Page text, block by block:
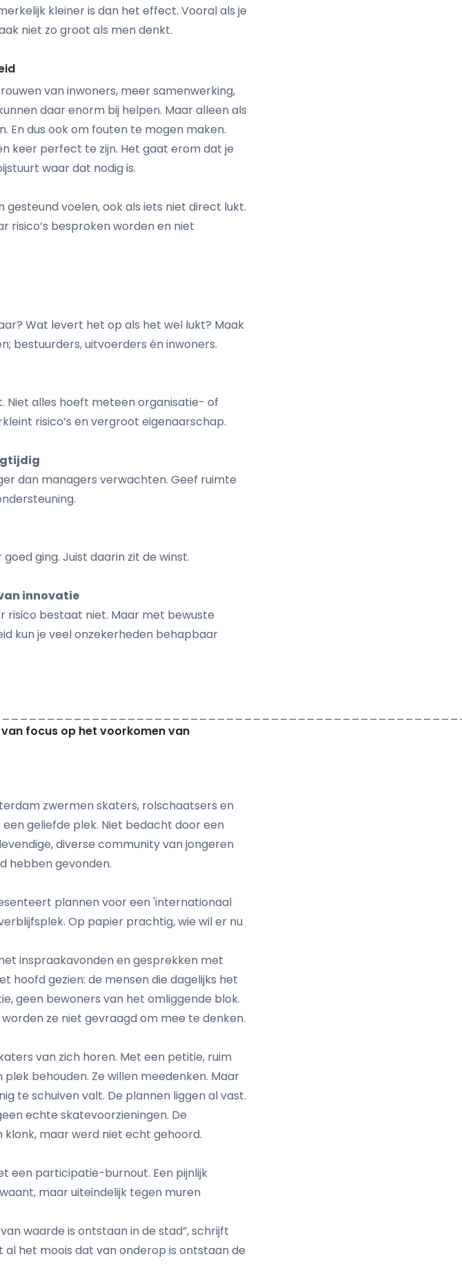
kleiner is dan het effect. Vooral als je
niet zo groot als men denkt.
van inwoners, meer samenwerking,
daar enorm bij helpen. Maar alleen als
En dus ook om fouten te mogen maken.
keer perfect te zijn. Het gaat erom dat je
waar dat nodig is.
voelen, ook als iets niet direct lukt.
risico’s besproken worden en niet
Wat levert het op als het wel lukt? Maak
bestuurders, uitvoerders én inwoners.
Niet alles hoeft meteen organisatie- of
risico’s en vergroot eigenaarschap.
dan managers verwachten. Geef ruimte
ging. Juist daarin zit de winst.
innovatie
risico bestaat niet. Maar met bewuste
kun je veel onzekerheden behapbaar
focus op het voorkomen van
zwermen skaters, rolschaatsers en
een geliefde plek. Niet bedacht door een
diverse community van jongeren
hebben gevonden.
plannen voor een 'internationaal
Op papier prachtig, wie wil er nu
inspraakavonden en gesprekken met
hoofd gezien: de mensen die dagelijks het
geen bewoners van het omliggende blok.
ze niet gevraagd om mee te denken.
van zich horen. Met een petitie, ruim
behouden. Ze willen meedenken. Maar
te schuiven valt. De plannen liggen al vast.
echte skatevoorzieningen. De
maar werd niet echt gehoord.
een participatie-burnout. Een pijnlijk
maar uiteindelijk tegen muren
waarde is ontstaan in de stad”, schrijft
het moois dat van onderop is ontstaan de